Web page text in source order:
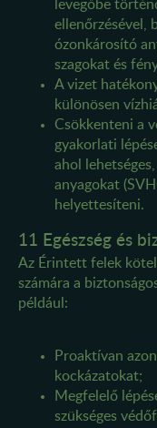
levegőbe
ellenőrzésével,
ózonkárosító
szagokat és
A vizet
különösen
Csökkenteni a
gyakorlati
ahol
anyagokat
helyettesíteni.
11 Egészség és
Az Érintett felek
számára a
például:
Proaktívan
kockázatokat;
Megfelelő
szükséges